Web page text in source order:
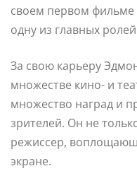
своем первом фильме
одну из главных
За свою карьеру
множестве кино- и
множество наград и
зрителей. Он не
режиссер,
экране.